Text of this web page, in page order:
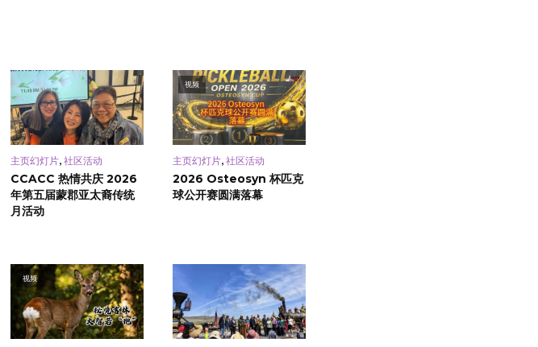
主页幻灯片, 社区活动
CCACC 热情共庆 2026
年第五届蒙郡亚太裔传统
月活动
视频
主页幻灯片, 社区活动
2026 Osteosyn 杯匹克
球公开赛圆满落幕
视频